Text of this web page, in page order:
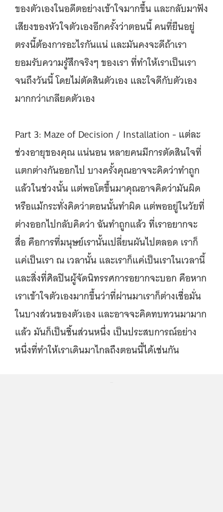
ของตัวเองในอดีตอย่างเข้าใจมากขึ้น และกลับมาฟัง
เสียงของหัวใจตัวเองอีกครั้งว่าตอนนี้ คนที่ยืนอยู่
ตรงนี้ต้องการอะไรกันแน่ และมันคงจะดีถ้าเรา
ยอมรับความรู้สึกจริงๆ ของเรา ที่ทำให้เราเป็นเรา
จนถึงวันนี้ โดยไม่ตัดสินตัวเอง และใจดีกับตัวเอง
มากกว่าเกลียดตัวเอง
Part 3: Maze of Decision / Installation - แต่ละ
ช่วงอายุของคุณ แน่นอน หลายคนมีการตัดสินใจที่
แตกต่างกันออกไป บางครั้งคุณอาจจะคิดว่าทำถูก
แล้วในช่วงนั้น แต่พอโตขึ้นมาคุณอาจคิดว่ามันผิด
หรือแม้กระทั่งคิดว่าตอนนั้นทำผิด แต่พออยู่ในวัยที่
ต่างออกไปกลับคิดว่า ฉันทำถูกแล้ว ที่เราอยากจะ
สื่อ คือการที่มนุษย์เรานั้นเปลี่ยนผันไปตลอด เราก็
แค่เป็นเรา ณ เวลานั้น และเราก็แค่เป็นเราในเวลานี้
และสิ่งที่ศิลปินผู้จัดนิทรรศการอยากจะบอก คือหาก
เราเข้าใจตัวเองมากขึ้นว่าที่ผ่านมาเราก็ต่างเชื่อมั่น
ในบางส่วนของตัวเอง และอาจจะคิดทบทวนมามาก
แล้ว มันก็เป็นชิ้นส่วนหนึ่ง เป็นประสบการณ์อย่าง
หนึ่งที่ทำให้เราเดินมาไกลถึงตอนนี้ได้เช่นกัน